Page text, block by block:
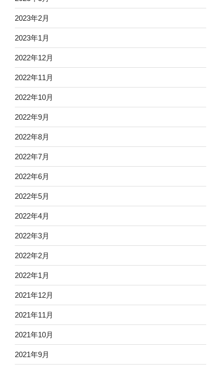
2023年2月
2023年1月
2022年12月
2022年11月
2022年10月
2022年9月
2022年8月
2022年7月
2022年6月
2022年5月
2022年4月
2022年3月
2022年2月
2022年1月
2021年12月
2021年11月
2021年10月
2021年9月